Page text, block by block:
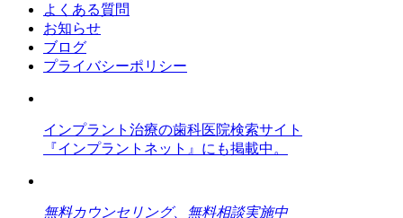
よくある質問
お知らせ
ブログ
プライバシーポリシー
インプラント治療の歯科医院検索サイト
『インプラントネット』にも掲載中。
無料カウンセリング、無料相談実施中